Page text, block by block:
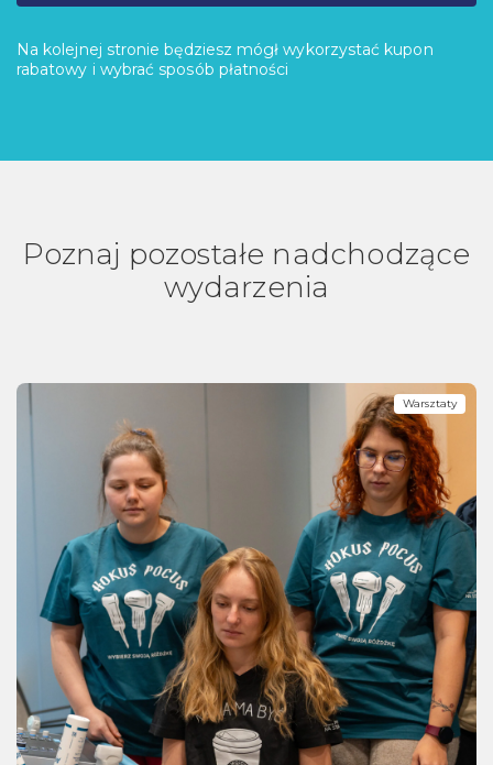
Na kolejnej stronie będziesz mógł wykorzystać kupon
rabatowy i wybrać sposób płatności
Poznaj pozostałe nadchodzące
wydarzenia
Warsztaty